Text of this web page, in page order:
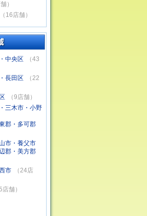
）
（16店舗）
中央区
（43
長田区
（22
（9店舗）
三木市・小野
郡・多可郡
市・養父市
郡・美方郡
市
（24店
店舗）